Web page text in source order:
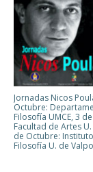
Jornadas Nicos
Octubre:
Filosofía UMCE, 3
Facultad de Artes
de Octubre:
Filosofía U. de